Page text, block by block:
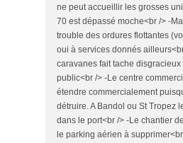
ne peut accueillir les grosses
70 est dépassé moche<br /> -
trouble des ordures flottantes
oui à services donnés
caravanes fait tache
public<br /> -Le centre
étendre commercialement
détruire. A Bandol ou St Tropez
dans le port<br /> -Le chantier
le parking aérien à